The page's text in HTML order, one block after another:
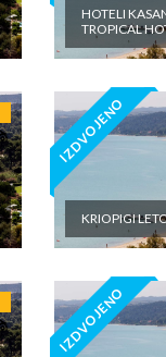
HOTELI
TROPICAL
IZDVOJENO
KRIOPIGI
IZDVOJENO